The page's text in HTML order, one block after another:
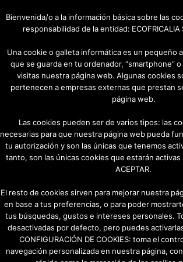
Bienvenida/o a la información básica sobre las
responsabilidad de la entidad: ECOFRICALIA
Una cookie o galleta informática es un pequeño
que se guarda en tu ordenador, “smartphone”
visitas nuestra página web. Algunas cookies
pertenecen a empresas externas que prestan
página web.
Las cookies pueden ser de varios tipos: las
necesarias para que nuestra página web pueda
tu autorización y son las únicas que tenemos
tanto, son las únicas cookies que estarán
ACEPTAR.
El resto de cookies sirven para mejorar nuestra
en base a tus preferencias, o para poder
tus búsquedas, gustos e intereses personales.
desactivadas por defecto, pero puedes
CONFIGURACIÓN DE COOKIES: toma el
navegación personalizada en nuestra página,